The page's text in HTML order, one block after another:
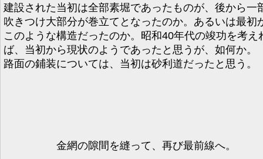
建設された当初は全部素堀であったものが、後から一
吹きつけ大部分が巻立てとなったのか。あるいは最初
このような構造だったのか。昭和40年代の竣功を考え
ば、当初から現状のようであったと思うが、如何か。
路面の鋪装については、当初は砂利道だったと思う。
金網の隙間を縫って、再び最前線へ。